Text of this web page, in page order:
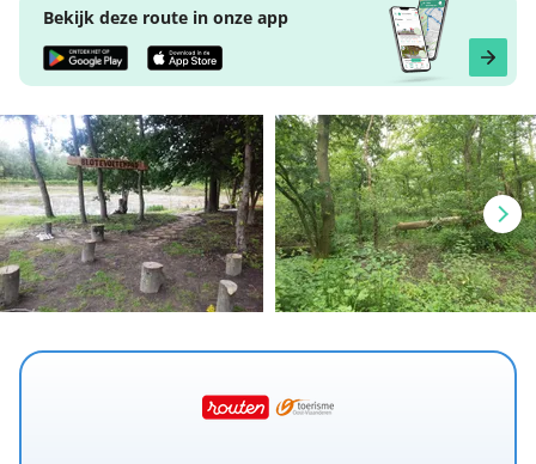
Bekijk deze route in onze app